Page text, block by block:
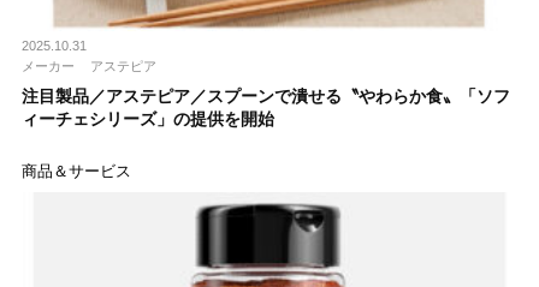
2025.10.31
メーカー
アステピア
注目製品／アステピア／スプーンで潰せる〝やわらか食〟「ソフ
ィーチェシリーズ」の提供を開始
商品＆サービス